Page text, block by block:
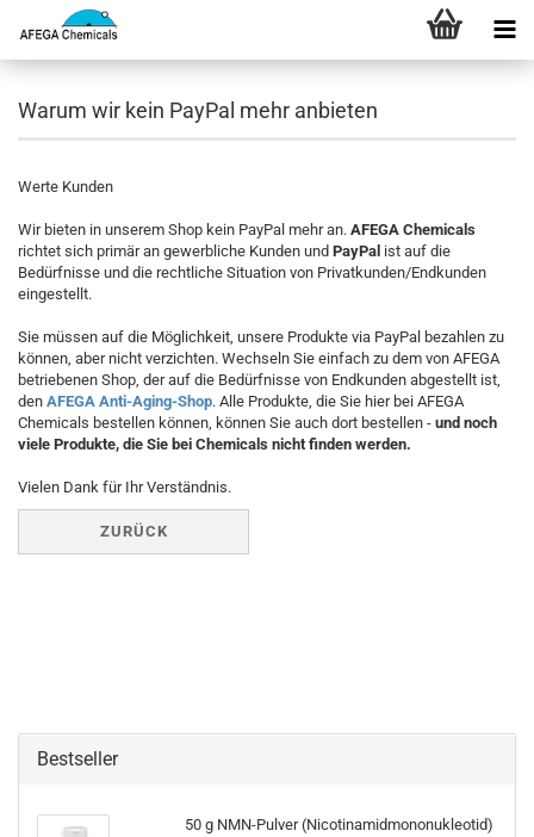
Warum wir kein PayPal mehr anbieten
Werte Kunden
Wir bieten in unserem Shop kein PayPal mehr an. AFEGA Chemicals
richtet sich primär an gewerbliche Kunden und PayPal ist auf die
Bedürfnisse und die rechtliche Situation von Privatkunden/Endkunden
eingestellt.
Sie müssen auf die Möglichkeit, unsere Produkte via PayPal bezahlen zu
können, aber nicht verzichten. Wechseln Sie einfach zu dem von AFEGA
betriebenen Shop, der auf die Bedürfnisse von Endkunden abgestellt ist,
den AFEGA Anti-Aging-Shop. Alle Produkte, die Sie hier bei AFEGA
Chemicals bestellen können, können Sie auch dort bestellen - und noch
viele Produkte, die Sie bei Chemicals nicht finden werden.
Vielen Dank für Ihr Verständnis.
ZURÜCK
Bestseller
50 g NMN-Pulver (Nicotinamidmononukleotid)